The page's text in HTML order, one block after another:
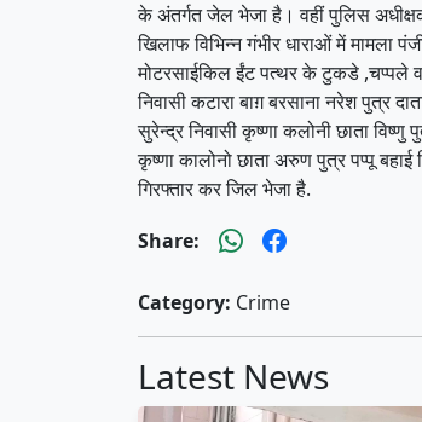
के अंतर्गत जेल भेजा है। वहीं पुलिस
खिलाफ विभिन्न गंभीर धाराओं में मामला
मोटरसाईकिल ईंट पत्थर के टुकडे ,चप्पले
निवासी कटारा बाग़ बरसाना नरेश पुत्र
सुरेन्द्र निवासी कृष्णा कलोनी छाता
कृष्णा कालोनो छाता अरुण पुत्र पप्पू बहाई
गिरफ्तार कर जिल भेजा है.
Share:
Category: Crime
Latest News